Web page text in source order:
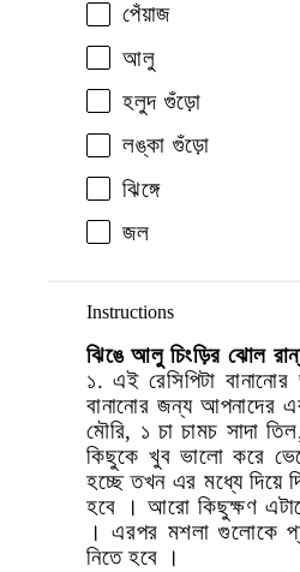
পেঁয়াজ
আলু
হলুদ গুঁড়ো
লঙ্কা গুঁড়ো
ঝিঙ্গে
জল
Instructions
ঝিঙে আলু চিংড়ির ঝোল
১. এই রেসিপিটা
বানানোর জন্য আপনাদের
মৌরি, ১ চা চামচ সাদা তিল
কিছুকে খুব ভালো করে
হচ্ছে তখন এর মধ্যে দিয়ে
হবে । আরো কিছুক্ষণ
। এরপর মশলা গুলোকে
নিতে হবে ।